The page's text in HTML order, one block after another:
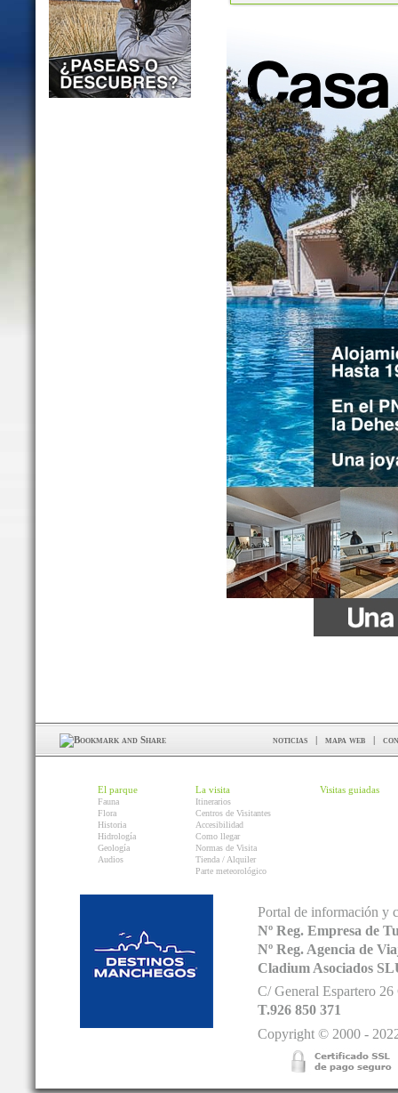
noticias | mapa web |
El parque
Fauna
Flora
Historia
Hidrología
Geología
Audios
La visita
Itinerarios
Centros de Visitantes
Accesibilidad
Como llegar
Normas de Visita
Tienda / Alquiler
Parte meteorológico
Visitas guiadas
Portal de información y
Nº Reg. Empresa de
Nº Reg. Agencia de
Cladium Asociados
C/ General Espartero
T.926 850 371
Copyright © 2000 -